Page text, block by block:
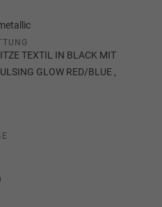
TEXTIL IN BLACK MIT
GLOW RED/BLUE ,